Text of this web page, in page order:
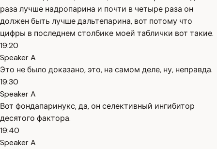
раза лучше надропарина и почти в четыре раза он
должен быть лучше дальтепарина, вот потому что
цифры в последнем столбике моей таблички вот такие.
19:20
Speaker A
Это не было доказано, это, на самом деле, ну, неправда.
19:30
Speaker A
Вот фондапаринукс, да, он селективный ингибитор
десятого фактора.
19:40
Speaker A